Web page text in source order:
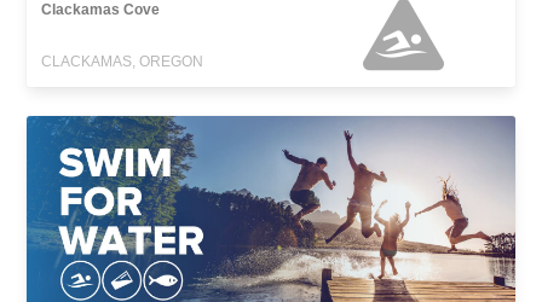
Clackamas Cove
CLACKAMAS, OREGON